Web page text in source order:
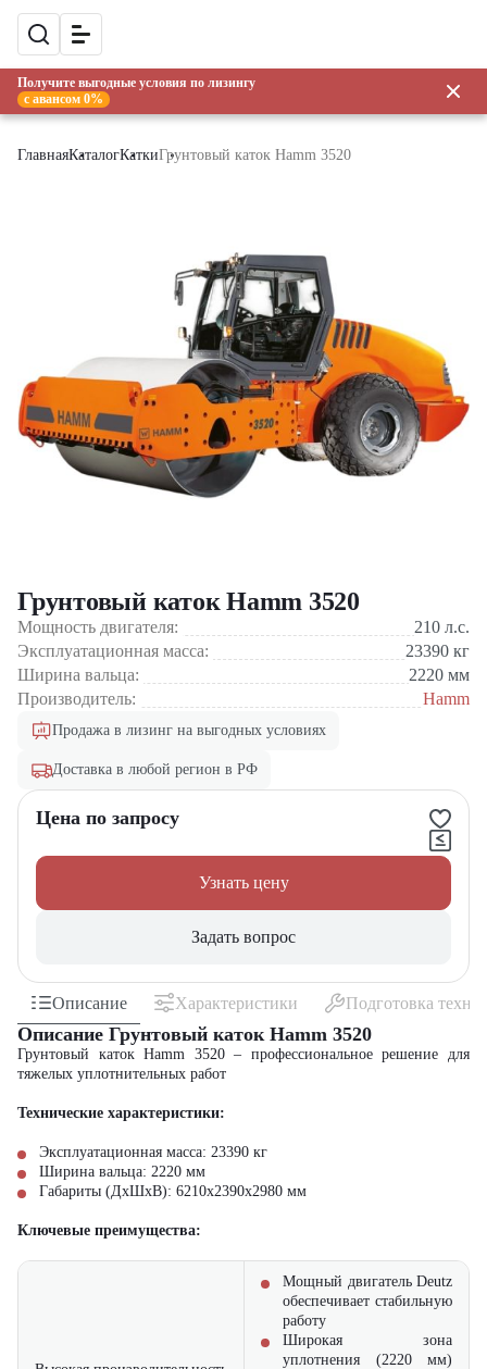
Получите выгодные условия по лизингу
с авансом 0%
ГлавнаяКаталогКаткиГрунтовый каток Hamm 3520
Грунтовый каток Hamm 3520
Мощность двигателя: 210 л.с.
Эксплуатационная масса:
23390 кг
Ширина вальца:
2220 мм
Производитель:
Hamm
Продажа в лизинг на выгодных условиях
Доставка в любой регион в РФ
Цена по запросу
Узнать цену
Задать вопрос
Описание Характеристики Подготовка
Описание Грунтовый каток Hamm 3520
Грунтовый каток Hamm 3520 – профессиональное решение для
тяжелых уплотнительных работ
Технические характеристики:
Эксплуатационная масса: 23390 кг
Ширина вальца: 2220 мм
Габариты (ДхШхВ): 6210х2390х2980 мм
Ключевые преимущества:
Мощный двигатель Deutz
обеспечивает стабильную
работу
Широкая зона
уплотнения (2220 мм)